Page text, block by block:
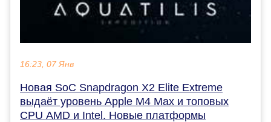
16:23, 07 Янв
Новая SoC Snapdragon X2 Elite Extreme
выдаёт уровень Apple M4 Max и топовых
CPU AMD и Intel. Новые платформы